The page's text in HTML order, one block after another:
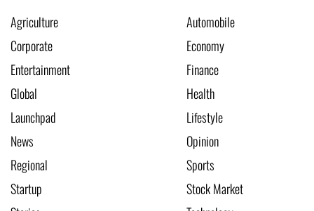
Agriculture
Automobile
Corporate
Economy
Entertainment
Finance
Global
Health
Launchpad
Lifestyle
News
Opinion
Regional
Sports
Startup
Stock Market